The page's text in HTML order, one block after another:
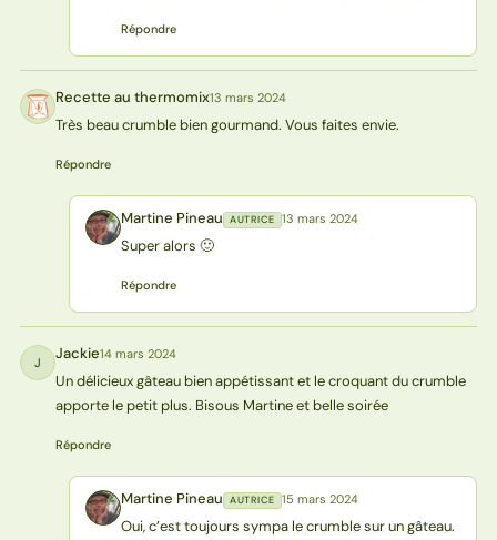
Répondre
RT Recette au thermomix13 mars 2024
Très beau crumble bien gourmand. Vous faites envie.
Répondre
MP Martine Pineau AUTRICE 13 mars 2024
Super alors 🙂
Répondre
J Jackie14 mars 2024
Un délicieux gâteau bien appétissant et le croquant du crumble
apporte le petit plus. Bisous Martine et belle soirée
Répondre
MP Martine Pineau AUTRICE 15 mars 2024
Oui, c’est toujours sympa le crumble sur un gâteau.